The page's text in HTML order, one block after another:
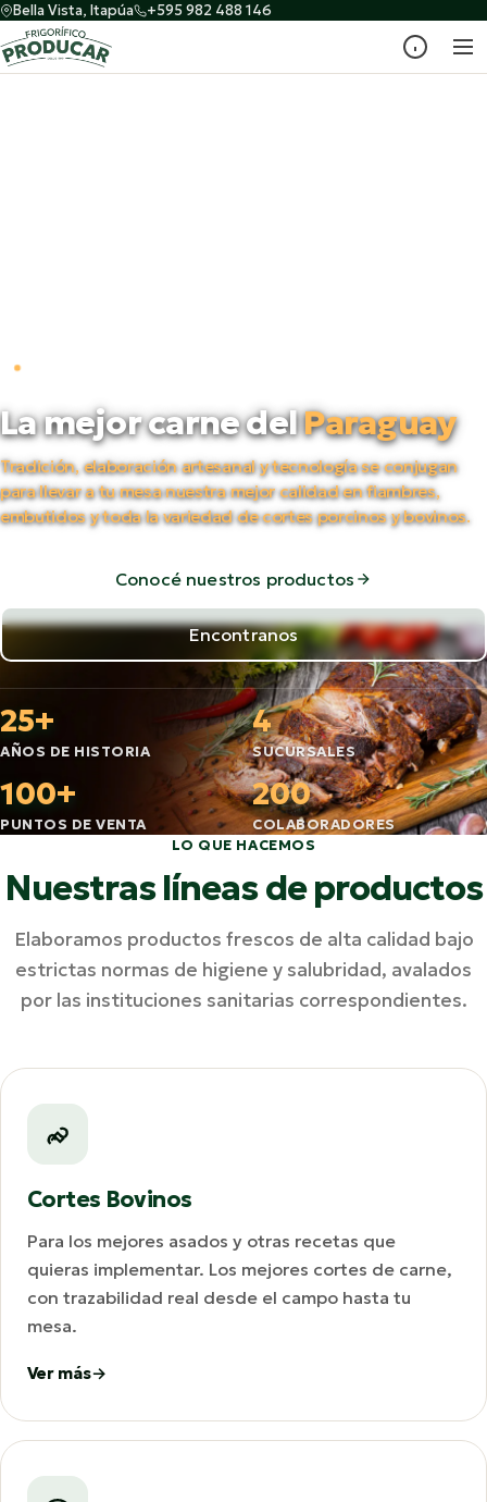
Bella Vista, Itapúa +595 982 488 146
PRODUCTORES DESDE 1998
La mejor carne delParaguay
Tradición, elaboración artesanal y tecnología se conjugan
para llevar a tu mesa nuestra mejor calidad en fiambres,
embutidos y toda la variedad de cortes porcinos y bovinos.
Conocé nuestros productos
Encontranos
25+
AÑOS DE HISTORIA
4
SUCURSALES
100+
PUNTOS DE VENTA
200
COLABORADORES
LO QUE HACEMOS
Nuestras líneas de productos
Elaboramos productos frescos de alta calidad bajo
estrictas normas de higiene y salubridad, avalados
por las instituciones sanitarias correspondientes.
Cortes Bovinos
Para los mejores asados y otras recetas que
quieras implementar. Los mejores cortes de carne,
con trazabilidad real desde el campo hasta tu
mesa.
Ver más